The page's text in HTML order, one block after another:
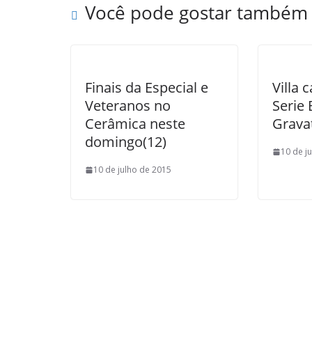
l
Você pode gostar também
Finais da Especial e
Veteranos no
Cerâmica neste
domingo(12)
10 de julho de 2015
Villa
Serie
10 de